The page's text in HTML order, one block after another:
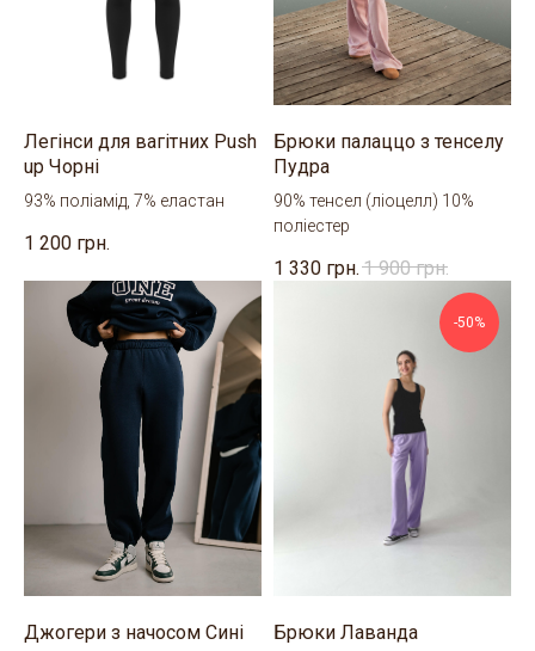
Легінси для вагітних Push
up Чорні
93% поліамід, 7% еластан
1 200 грн.
Брюки палаццо з тенселу
Пудра
90% тенсел (ліоцелл) 10%
поліестер
1 330 грн. 1 900 грн.
Джогери з начосом Сині
-50%
Брюки Лаванда